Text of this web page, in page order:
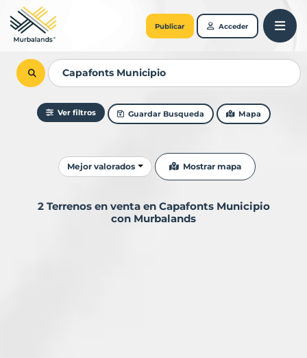
Publicar Acceder
Ver filtros Guardar Busqueda Mapa
Ordenar resultados
Mejor valorados Mostrar mapa
2 Terrenos en venta en Capafonts Municipio
con Murbalands